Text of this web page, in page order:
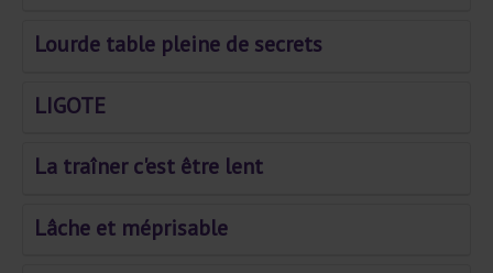
Lourde table pleine de secrets
LIGOTE
La traîner c'est être lent
Lâche et méprisable